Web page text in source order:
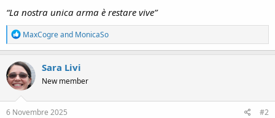
“La nostra unica arma è restare vive”
R
e
a
c
t
i
o
n
s
MaxCogreand MonicaSo
Sara Livi
New member
6 Novembre 2025 #2